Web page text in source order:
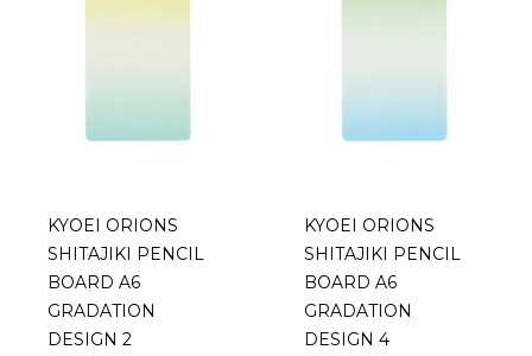
KYOEI ORIONS
SHITAJIKI PENCIL
BOARD A6
GRADATION
DESIGN 2
KYOEI ORIONS
SHITAJIKI PENCIL
BOARD A6
GRADATION
DESIGN 4